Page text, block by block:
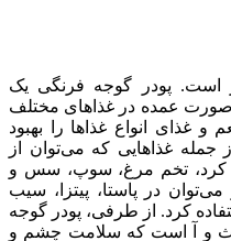
است. پودر گوجه فرنگی یک
صورت عمده در غذاهای مختلف
و غذای انواع غذاها را بهبود
غذاهایی که می‌توان از
کرد، تخم مرغ، سوپ، سس و
در پاستا، پیتزا، سیب
کرد. از طرفی، پودر گوجه
ث و آ است که سلامت چشم و